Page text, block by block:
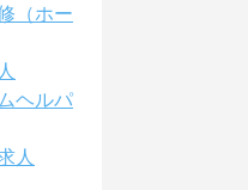
（ホー
ヘルパ
人